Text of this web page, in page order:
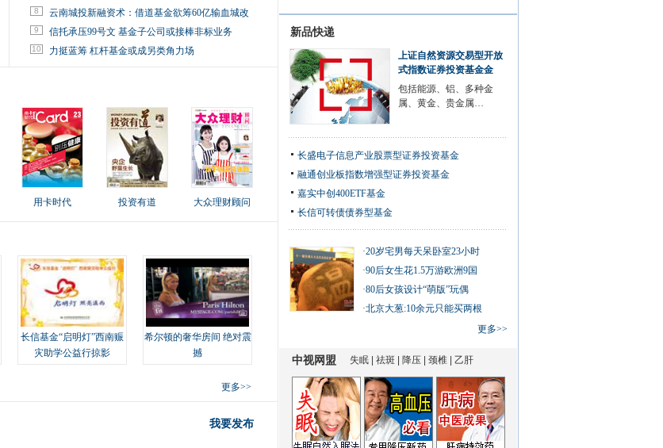
8 云南城投新融资术：借道基金欲筹60亿输血城改
9 信托承压99号文 基金子公司或接棒非标业务
10 力挺蓝筹 杠杆基金或成另类角力场
用卡时代 投资有道 大众理财顾问
长信基金“启明灯”西南赈
灾助学公益行掠影
希尔顿的奢华房间 绝对震
撼
更多>>
我要发布
新品快递
上证自然资源交易型开放
式指数证券投资基金金
包括能源、铝、多种金
属、黄金、贵金属…
长盛电子信息产业股票型证券投资基金
融通创业板指数增强型证券投资基金
嘉实中创400ETF基金
长信可转债债券型基金
·20岁宅男每天呆卧室23小时
·90后女生花1.5万游欧洲9国
·80后女孩设计“萌版”玩偶
·北京大葱:10余元只能买两根
更多>>